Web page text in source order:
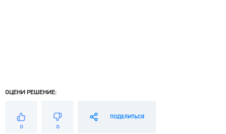
ОЦЕНИ РЕШЕНИЕ:
0 0
ПОДЕЛИТЬСЯ